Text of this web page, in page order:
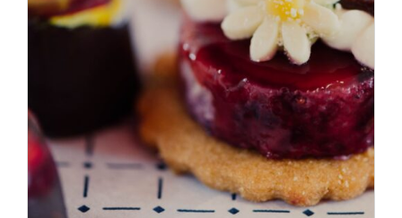
ADD TO CART / DÉTAILS